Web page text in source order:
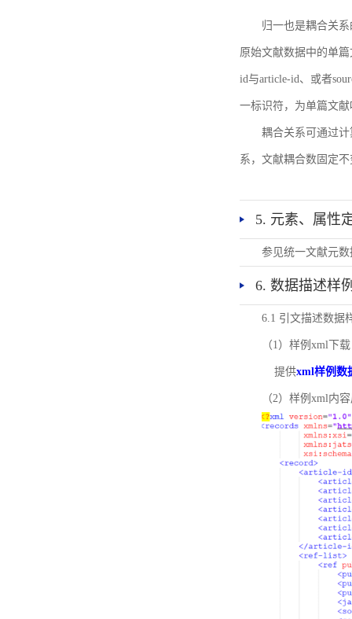
归一也是耦合关
原始文献数据中的单篇
id与article-id、或者
一标识符，为单篇文
耦合关系可通过
系，文献耦合数固定不
5. 元素、属性
参见统一文献元
6. 数据描述样
6.1 引文描述数据
（1）样例xml下载
提供xml样例数
（2）样例xml内